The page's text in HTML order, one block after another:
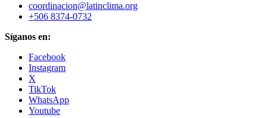
coordinacion@latinclima.org
+506 8374-0732
Síganos en:
Facebook
Instagram
X
TikTok
WhatsApp
Youtube